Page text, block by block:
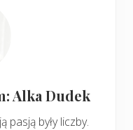
Alka Dudek
pasją były liczby.